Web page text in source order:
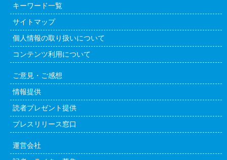
キーワード一覧
サイトマップ
個人情報の取り扱いについて
コンテンツ利用について
ご意見・ご感想
情報提供
読者プレゼント提供
プレスリリース窓口
運営会社